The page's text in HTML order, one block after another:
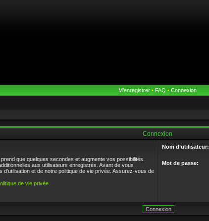
M’enregistrer • FAQ • Connexion
Connexion
que quelques secondes et augmente vos possibilités.
aux utilisateurs enregistrés. Avant de vous
et de notre politique de vie privée. Assurez-vous de
de vie privée
Nom d’utilisateur:
Mot de passe: